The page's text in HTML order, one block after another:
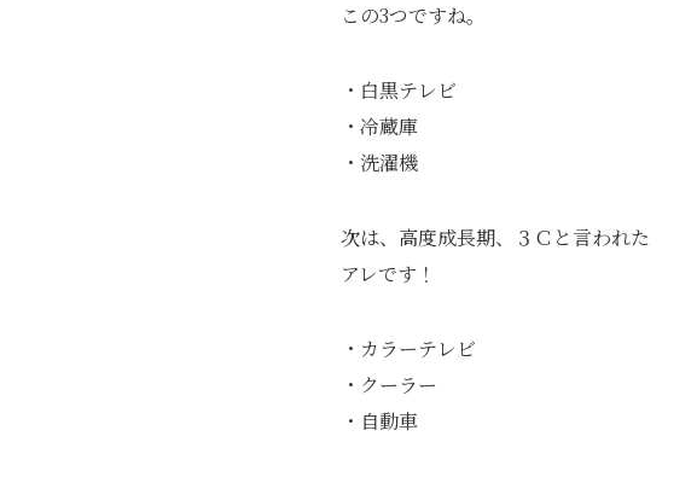
この3つですね。
・白黒テレビ
・冷蔵庫
・洗濯機
次は、高度成長期、３Ｃと言われた
アレです！
・カラーテレビ
・クーラー
・自動車